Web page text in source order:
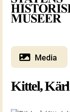
Media
Kittel, Kärl